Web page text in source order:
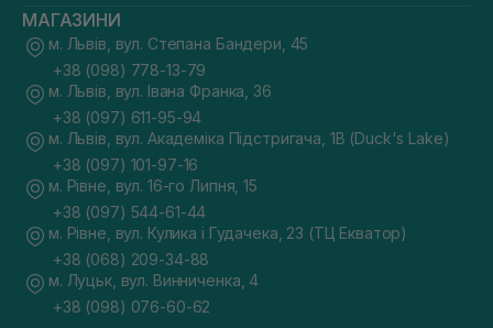
МАГАЗИНИ
м. Львів, вул. Степана Бандери, 45
+38 (098) 778-13-79
м. Львів, вул. Івана Франка, 36
+38 (097) 611-95-94
м. Львів, вул. Академіка Підстригача, 1В (Duck's Lake)
+38 (097) 101-97-16
м. Рівне, вул. 16-го Липня, 15
+38 (097) 544-61-44
м. Рівне, вул. Кулика і Гудачека, 23 (ТЦ Екватор)
+38 (068) 209-34-88
м. Луцьк, вул. Винниченка, 4
+38 (098) 076-60-62